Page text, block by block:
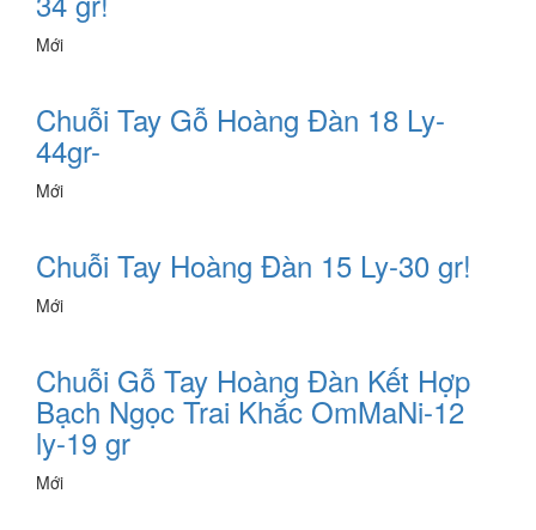
Mới
Chuỗi Tay Gỗ Hoàng Đàn 18 Ly-
44gr-
Mới
Chuỗi Tay Hoàng Đàn 15 Ly-30 gr!
Mới
Chuỗi Gỗ Tay Hoàng Đàn Kết Hợp
Bạch Ngọc Trai Khắc OmMaNi-12
ly-19 gr
Mới